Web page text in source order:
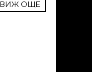
ВИЖ ОЩЕ